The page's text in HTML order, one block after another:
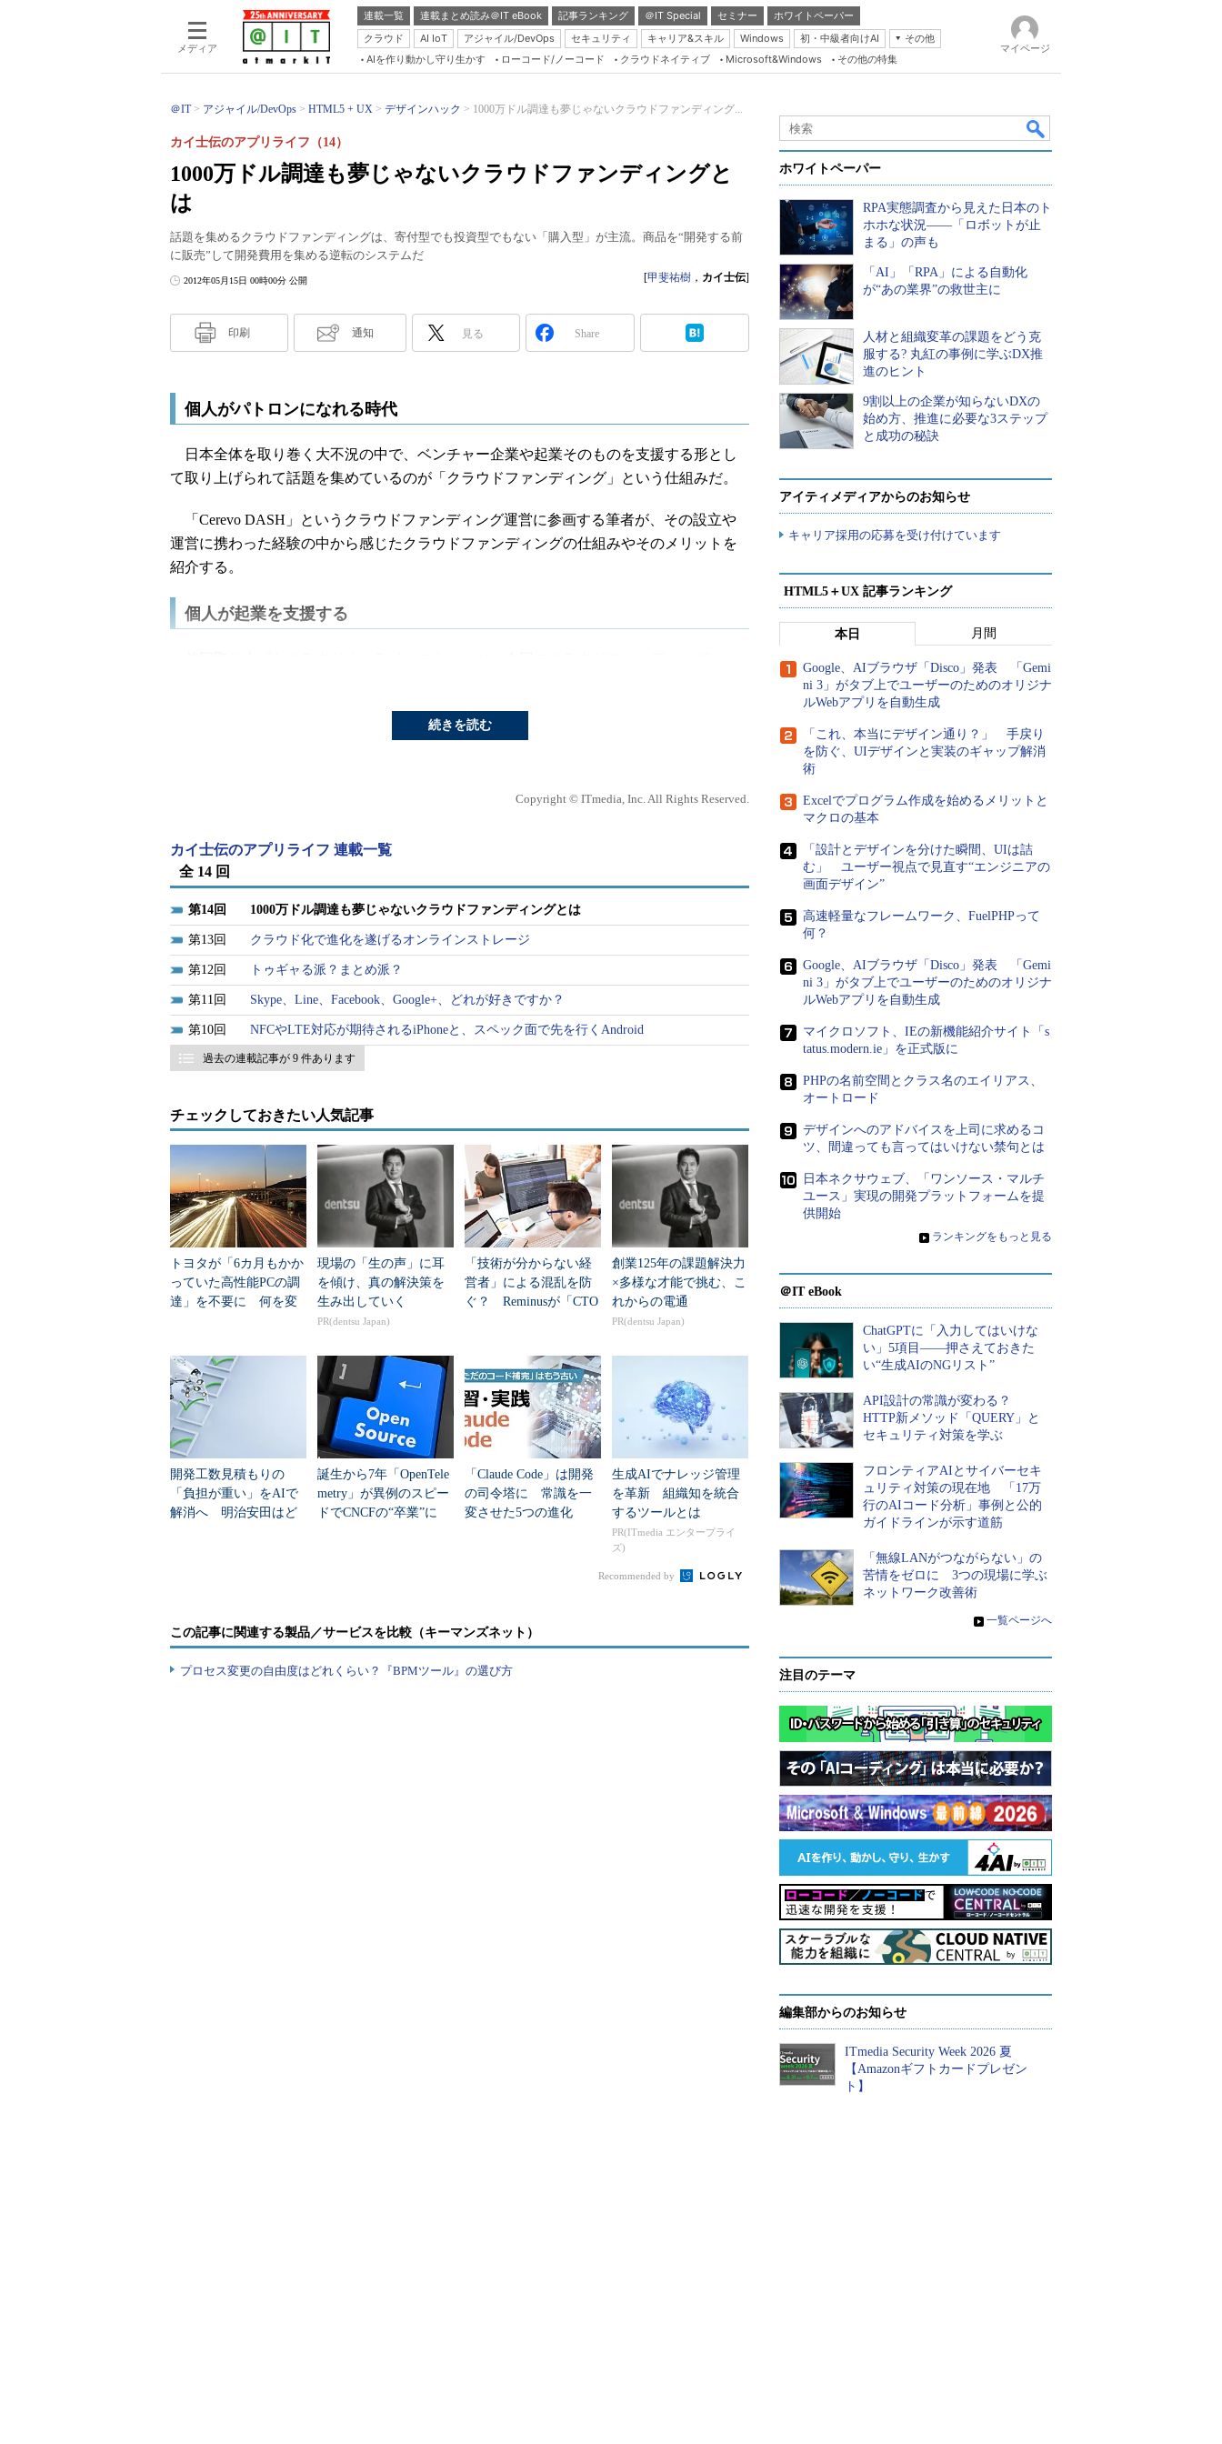
メディア
連載一覧 連載まとめ読み＠IT eBook 記事ランキング ＠IT Special セミナー
ホワイトペーパー
クラウド
AI IoT アジャイル/DevOps セキュリティ キャリア&スキル Windows 初・中級者向けAI
その他
Server & Storage
Java Agile
Database Expert
Linux ＆ OSS
Master of IP Network
Security & Trust
AIを作り動かし守り生かす ローコード/ノーコード クラウドネイティブ Microsoft&Windows その他の特集
マイページ
＠IT アジャイル/DevOps HTML5 + UX デザインハック 1000万ドル調達も夢じゃないクラウドファンディング...
1000万ドル調達も夢じゃないクラウドファンディングと
は
カイ士伝のアプリライフ（14）
話題を集めるクラウドファンディングは、寄付型でも投資型でもない「購入型」が主流。商品を“開発する前
に販売”して開発費用を集める逆転のシステムだ
2012年05月15日 00時00分 公開 [甲斐祐樹 ， カイ士伝]
印刷 通知 見る Share
個人がパトロンになれる時代
日本全体を取り巻く大不況の中で、ベンチャー企業や起業そのものを支援する形とし
て取り上げられて話題を集めているのが「クラウドファンディング」という仕組みだ。
「Cerevo DASH」というクラウドファンディング運営に参画する筆者が、その設立や
運営に携わった経験の中から感じたクラウドファンディングの仕組みやそのメリットを
紹介する。
個人が起業を支援する
ロジェクトを公開し、そのプロジェクトに共感したユーザーがそれぞれ資金を提供、集
クラウドファンディングは大きく3つの分類があるとされている。1つは個人が一切の
見返りを求めずに支援する「寄付型」、もう1つが金銭以外の見返りがある「購入型」、
そして最後が金銭のリターンを想定する「投資型」だ。
3つの手法のうち、寄付型については以前から存在していた文化だ。フリーソフトの開
発などは、ソフトそのものは無料なものの、開発者を応援する目的で寄付を受け付ける
開発者が存在。Webサービスの世界では、個人で携帯電話向けTwitterクライアント「モバ
ツイ」を開発していた「えふしん」氏が、ユーザーからの寄付を集め、個人で負担して
いたサーバ開発費用に充当した、という事例もある。また、投資型については上場など
の条件はあるものの、株式会社などはそもそもそういうシステムといえるだろう。
商品を“開発する前に販売”する逆転のシステム
最近になって話題を集めるクラウドファンディングは、寄付型でも投資型でもない、
「購入型」が主流になっている。購入型の場合、ファンディングの対象となるプロジェ
クト発起人は、プロジェクトの内容とそれを達成するための目標金額や人数、支援に応
じた見返りの内容を「○○という製品を1万円で100名に」といったように設定。内容に共
感した個人の支援により目標金額を達成するとプロジェクトが実際に動き始め、支援者
には当初約束していた製品が送られる、という仕組みだ。
なお、現在のクラウドファンディングでは目標金額を達成できなかった場合は、その
わらず、何もリターンがないということはない。
新しく話題になったサービスではあるが、最低催行人数が設定された団体旅行をイメ
ージすると分かりやすい。この場合は旅行というプロジェクトに納得したユーザーがそ
の額を支払い、無事に目標人数を集めると旅行は実施され、人数を下回った場合は旅行
が実施されない。クラウドファンディングもこうした仕組みにほぼ近い。
なぜ今このクラウドファンディングに話題が集まっているかといえば、小規模な事業
これまでは自ら借金を背負ってまでビジネスに投資する起業家も多く、今では日本を代
表する企業となったグリーの田中良和社長も、個人でサービスを運営していた頃は何枚
続きを読む
Copyright © ITmedia, Inc. All Rights Reserved.
カイ士伝のアプリライフ 連載一覧
全 14 回
14 1000万ドル調達も夢じゃないクラウドファンディングとは
13 クラウド化で進化を遂げるオンラインストレージ
12 トゥギャる派？まとめ派？
11 Skype、Line、Facebook、Google+、どれが好きですか？
10 NFCやLTE対応が期待されるiPhoneと、スペック面で先を行くAndroid
過去の連載記事が 9 件あります
チェックしておきたい人気記事
トヨタが「6カ月もかか
っていた高性能PCの調
達」を不要に 何を変
現場の「生の声」に耳
を傾け、真の解決策を
生み出していく
PR(dentsu Japan)
「技術が分からない経
営者」による混乱を防
ぐ？ Reminusが「CTO
創業125年の課題解決力
×多様な才能で挑む、こ
れからの電通
PR(dentsu Japan)
開発工数見積もりの
「負担が重い」をAIで
解消へ 明治安田はど
誕生から7年「OpenTele
metry」が異例のスピー
ドでCNCFの“卒業”に
「Claude Code」は開発
の司令塔に 常識を一
変させた5つの進化
生成AIでナレッジ管理
を革新 組織知を統合
するツールとは
PR(ITmedia エンタープライ
ズ)
Recommended by
この記事に関連する製品／サービスを比較（キーマンズネット）
プロセス変更の自由度はどれくらい？『BPMツール』の選び方
ホワイトペーパー
RPA実態調査から見えた日本のト
ホホな状況――「ロボットが止
まる」の声も
「AI」「RPA」による自動化
が“あの業界”の救世主に
人材と組織変革の課題をどう克
服する? 丸紅の事例に学ぶDX推
進のヒント
9割以上の企業が知らないDXの
始め方、推進に必要な3ステップ
と成功の秘訣
アイティメディアからのお知らせ
キャリア採用の応募を受け付けています
HTML5＋UX 記事ランキング
本日 月間
Google、AIブラウザ「Disco」発表 「Gemi
ni 3」がタブ上でユーザーのためのオリジナ
ルWebアプリを自動生成
「これ、本当にデザイン通り？」 手戻り
を防ぐ、UIデザインと実装のギャップ解消
術
Excelでプログラム作成を始めるメリットと
マクロの基本
「設計とデザインを分けた瞬間、UIは詰
む」 ユーザー視点で見直す“エンジニアの
画面デザイン”
高速軽量なフレームワーク、FuelPHPって
何？
Google、AIブラウザ「Disco」発表 「Gemi
ni 3」がタブ上でユーザーのためのオリジナ
ルWebアプリを自動生成
マイクロソフト、IEの新機能紹介サイト「s
tatus.modern.ie」を正式版に
PHPの名前空間とクラス名のエイリアス、
オートロード
デザインへのアドバイスを上司に求めるコ
ツ、間違っても言ってはいけない禁句とは
日本ネクサウェブ、「ワンソース・マルチ
ユース」実現の開発プラットフォームを提
供開始
» ランキングをもっと見る
＠IT eBook
ChatGPTに「入力してはいけな
い」5項目――押さえておきた
い“生成AIのNGリスト”
API設計の常識が変わる？
HTTP新メソッド「QUERY」と
セキュリティ対策を学ぶ
フロンティアAIとサイバーセキ
ュリティ対策の現在地 「17万
行のAIコード分析」事例と公的
ガイドラインが示す道筋
「無線LANがつながらない」の
苦情をゼロに 3つの現場に学ぶ
ネットワーク改善術
» 一覧ページへ
注目のテーマ
編集部からのお知らせ
ITmedia Security Week 2026 夏
【Amazonギフトカードプレゼン
ト】